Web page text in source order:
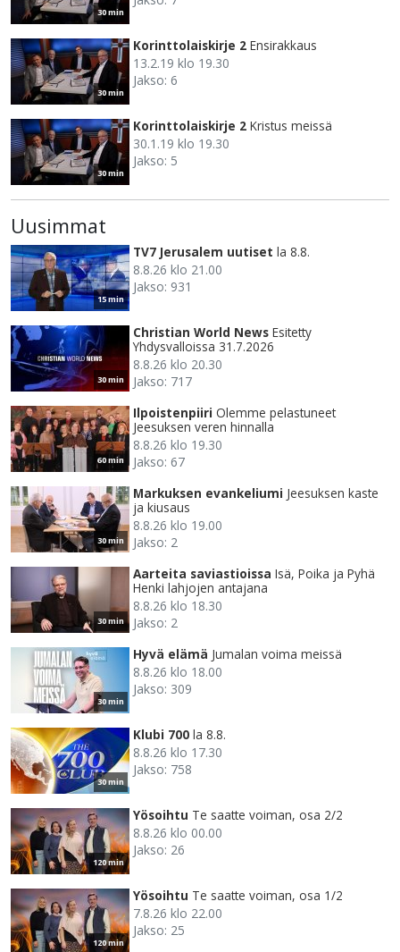
30 min
30 min
Korinttolaiskirje 2 Ensirakkaus
13.2.19 klo 19.30
Jakso: 6
30 min
Korinttolaiskirje 2 Kristus meissä
30.1.19 klo 19.30
Jakso: 5
Uusimmat
15 min
TV7 Jerusalem uutiset la 8.8.
8.8.26 klo 21.00
Jakso: 931
30 min
Christian World News Esitetty
Yhdysvalloissa 31.7.2026
8.8.26 klo 20.30
Jakso: 717
60 min
Ilpoistenpiiri Olemme pelastuneet
Jeesuksen veren hinnalla
8.8.26 klo 19.30
Jakso: 67
30 min
Markuksen evankeliumi Jeesuksen kaste
ja kiusaus
8.8.26 klo 19.00
Jakso: 2
30 min
Aarteita saviastioissa Isä, Poika ja Pyhä
Henki lahjojen antajana
8.8.26 klo 18.30
Jakso: 2
30 min
Hyvä elämä Jumalan voima meissä
8.8.26 klo 18.00
Jakso: 309
30 min
Klubi 700 la 8.8.
8.8.26 klo 17.30
Jakso: 758
120 min
Yösoihtu Te saatte voiman, osa 2/2
8.8.26 klo 00.00
Jakso: 26
120 min
Yösoihtu Te saatte voiman, osa 1/2
7.8.26 klo 22.00
Jakso: 25